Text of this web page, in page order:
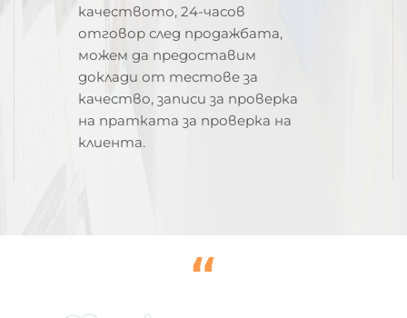
качеството, 24-часов
отговор след продажбата,
можем да предоставим
доклади от тестове за
качество, записи за проверка
на пратката за проверка на
клиента.
“